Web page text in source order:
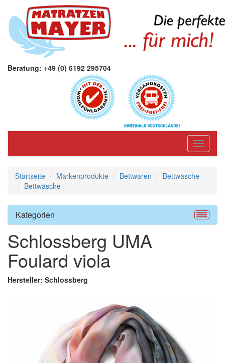
Beratung: +49 (0) 6192 295704
Toggle
Startseite Markenprodukte Bettwaren
Bettwäsche
Bettwäsche
Kategorien
Schlossberg UMA
Foulard viola
Hersteller: Schlossberg